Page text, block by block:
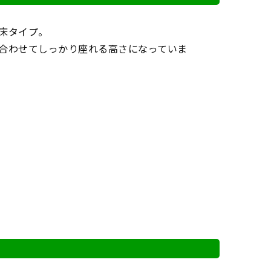
タイプ。
わせてしっかり座れる高さになっていま